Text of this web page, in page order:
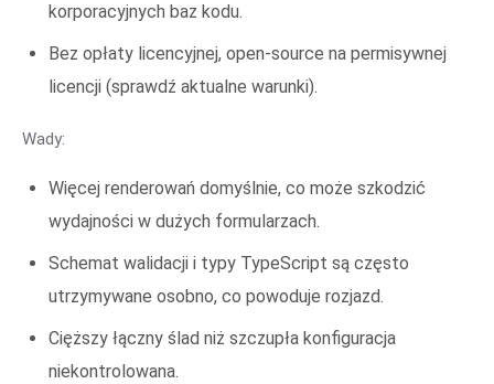
korporacyjnych baz kodu.
Bez opłaty licencyjnej, open-source na permisywnej
licencji (sprawdź aktualne warunki).
Wady:
Więcej renderowań domyślnie, co może szkodzić
wydajności w dużych formularzach.
Schemat walidacji i typy TypeScript są często
utrzymywane osobno, co powoduje rozjazd.
Cięższy łączny ślad niż szczupła konfiguracja
niekontrolowana.